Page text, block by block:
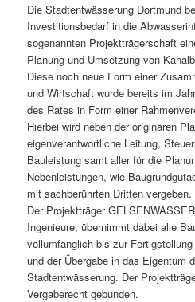
Die Stadtentwässerung Dortmund
Investitionsbedarf in die
sogenannten Projektträgerschaft
Planung und Umsetzung von
Diese noch neue Form einer
und Wirtschaft wurde bereits im
des Rates in Form einer
Hierbei wird neben der originären
eigenverantwortliche Leitung,
Bauleistung samt aller für die
Nebenleistungen, wie
mit sachberührten Dritten vergeben.
Der Projektträger
Ingenieure, übernimmt dabei alle
vollumfänglich bis zur
und der Übergabe in das Eigentum
Stadtentwässerung. Der
Vergaberecht gebunden.